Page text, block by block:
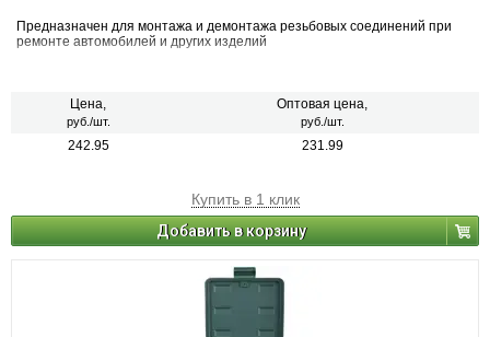
Предназначен для монтажа и демонтажа резьбовых соединений при
ремонте автомобилей и других изделий
Цена,
руб./шт.
Оптовая цена,
руб./шт.
242.95 231.99
Купить в 1 клик
Добавить в корзину